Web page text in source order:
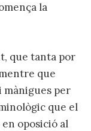
la
que tanta por
que
mànigues per
que el
oposició al